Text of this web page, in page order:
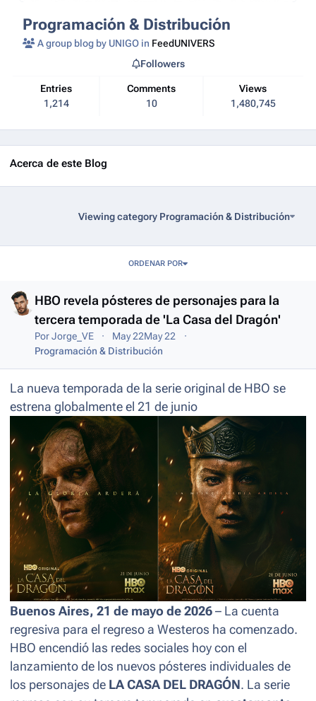
Programación & Distribución
A group blog by UNIGO in FeedUNIVERS
Entries
1,214
Comments
10
Views
1,480,745
Followers
Acerca de este Blog
Viewing category Programación & Distribución
ORDENAR POR
HBO revela pósteres de personajes para la
tercera temporada de 'La Casa del Dragón'
PorJorge_VE May 22May 22
Programación & Distribución
La nueva temporada de la serie original de HBO se
estrena globalmente el 21 de junio
Buenos Aires, 21 de mayo de 2026 – La cuenta
regresiva para el regreso a Westeros ha comenzado.
HBO encendió las redes sociales hoy con el
lanzamiento de los nuevos pósteres individuales de
los personajes de LA CASA DEL DRAGÓN. La serie